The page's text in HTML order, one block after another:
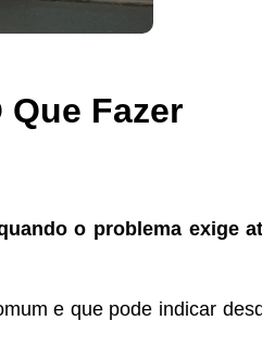
Fazer
o problema exige
e que pode indicar